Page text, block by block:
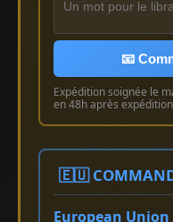
📧
Expédition soignée le
en 48h après
🇪🇺
European Union